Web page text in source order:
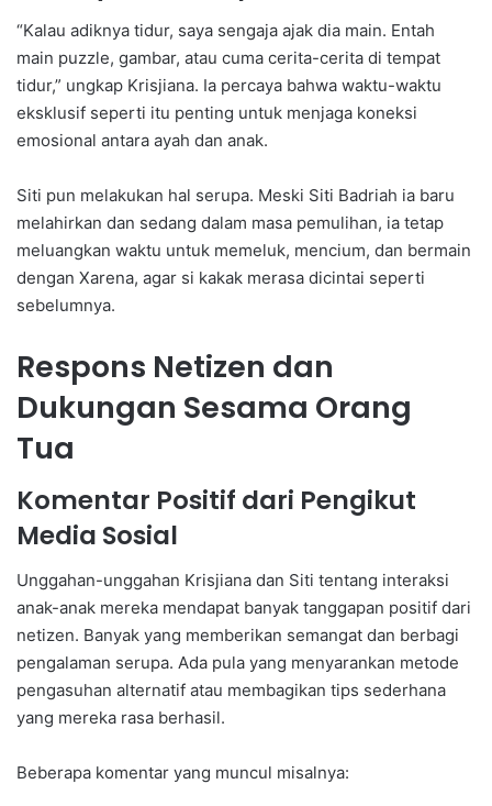
“Kalau adiknya tidur, saya sengaja ajak dia main. Entah
main puzzle, gambar, atau cuma cerita-cerita di tempat
tidur,” ungkap Krisjiana. Ia percaya bahwa waktu-waktu
eksklusif seperti itu penting untuk menjaga koneksi
emosional antara ayah dan anak.
Siti pun melakukan hal serupa. Meski Siti Badriah ia baru
melahirkan dan sedang dalam masa pemulihan, ia tetap
meluangkan waktu untuk memeluk, mencium, dan bermain
dengan Xarena, agar si kakak merasa dicintai seperti
sebelumnya.
Respons Netizen dan
Dukungan Sesama Orang
Tua
Komentar Positif dari Pengikut
Media Sosial
Unggahan-unggahan Krisjiana dan Siti tentang interaksi
anak-anak mereka mendapat banyak tanggapan positif dari
netizen. Banyak yang memberikan semangat dan berbagi
pengalaman serupa. Ada pula yang menyarankan metode
pengasuhan alternatif atau membagikan tips sederhana
yang mereka rasa berhasil.
Beberapa komentar yang muncul misalnya: